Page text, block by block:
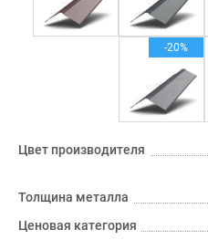
-20%
Цвет производителя
Толщина металла
Ценовая категория